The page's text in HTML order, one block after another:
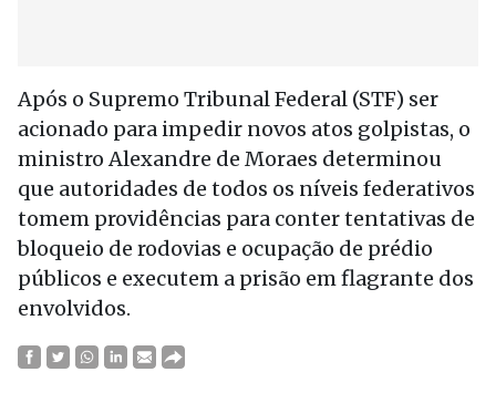
Após o Supremo Tribunal Federal (STF) ser
acionado para impedir novos atos golpistas, o
ministro Alexandre de Moraes determinou
que autoridades de todos os níveis federativos
tomem providências para conter tentativas de
bloqueio de rodovias e ocupação de prédio
públicos e executem a prisão em flagrante dos
envolvidos.